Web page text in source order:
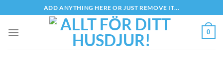
to
content
ADD ANYTHING HERE OR JUST REMOVE IT...
0